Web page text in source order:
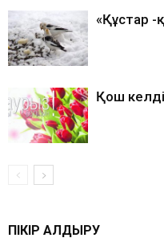
«Құстар -
Қош
ПІКІР ҚАЛДЫРУ